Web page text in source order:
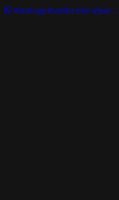
WhatsApp Planifier mon séjour →